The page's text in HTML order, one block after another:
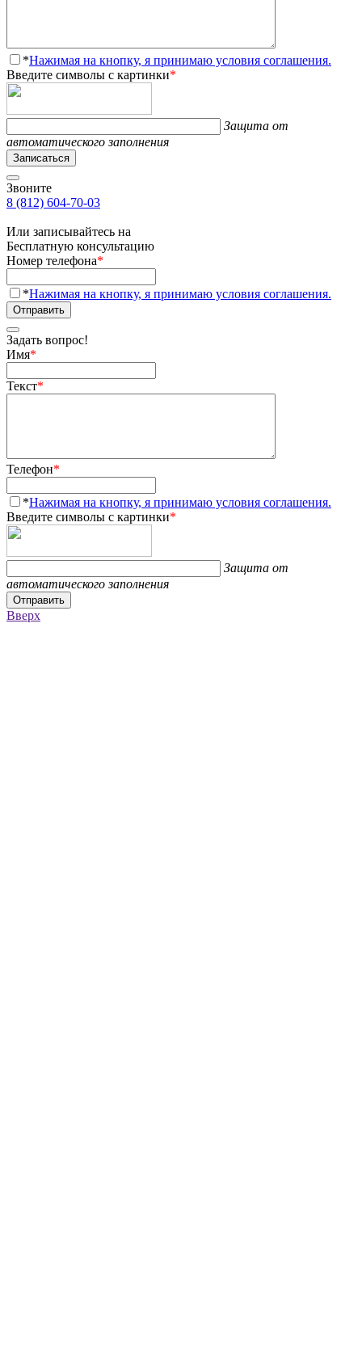
*Нажимая на кнопку, я принимаю условия соглашения.
Введите символы с картинки*
Защита от
автоматического заполнения
Записаться
Звоните
8 (812) 604-70-03
Или записывайтесь на
Бесплатную консультацию
Номер телефона*
*Нажимая на кнопку, я принимаю условия соглашения.
Отправить
Задать вопрос!
Имя*
Текст*
Телефон*
*Нажимая на кнопку, я принимаю условия соглашения.
Введите символы с картинки*
Защита от
автоматического заполнения
Отправить
Вверх